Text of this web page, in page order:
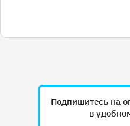
Подпишитесь на
в